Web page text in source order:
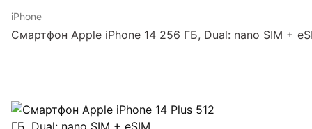
iPhone
Смартфон Apple iPhone 14 256 ГБ, Dual: nano SIM +